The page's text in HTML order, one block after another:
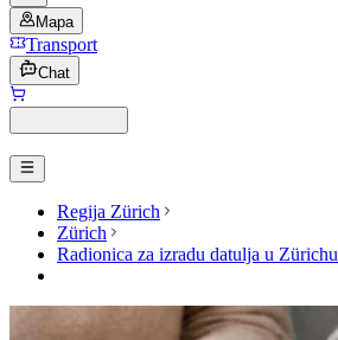
Mapa
Transport
Chat
Regija Zürich
Zürich
Radionica za izradu datulja u Zürichu